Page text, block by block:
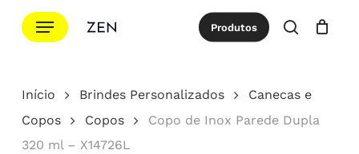
para
principal
Menu Produtos
procurar
Cotação Close
Início Brindes Personalizados
Canecas e
Copos
Copos
Copo de Inox Parede Dupla
320 ml – X14726L